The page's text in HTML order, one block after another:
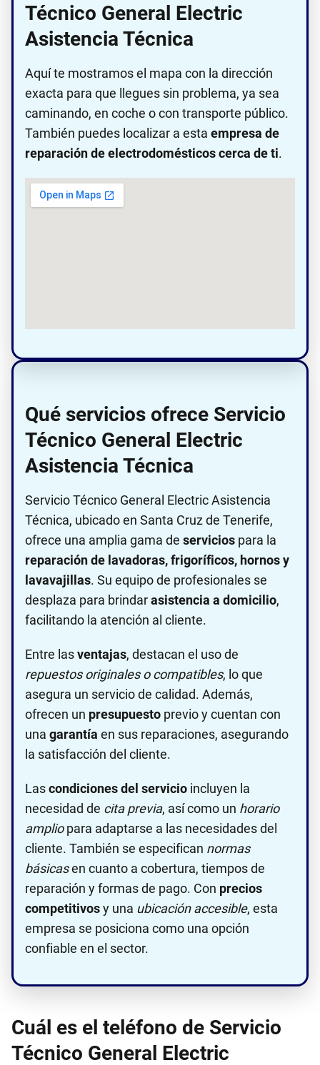
Técnico General Electric
Asistencia Técnica
Aquí te mostramos el mapa con la dirección
exacta para que llegues sin problema, ya sea
caminando, en coche o con transporte público.
También puedes localizar a esta empresa de
reparación de electrodomésticos cerca de ti.
Qué servicios ofrece Servicio
Técnico General Electric
Asistencia Técnica
Servicio Técnico General Electric Asistencia
Técnica, ubicado en Santa Cruz de Tenerife,
ofrece una amplia gama de servicios para la
reparación de lavadoras, frigoríficos, hornos y
lavavajillas. Su equipo de profesionales se
desplaza para brindarasistencia a domicilio,
facilitando la atención al cliente.
Entre lasventajas, destacan el uso de
repuestos originales o compatibles, lo que
asegura un servicio de calidad. Además,
ofrecen un presupuesto previo y cuentan con
una garantía en sus reparaciones, asegurando
la satisfacción del cliente.
Lascondiciones del servicio incluyen la
necesidad de cita previa, así como un horario
ampliopara adaptarse a las necesidades del
cliente. También se especifican normas
básicasen cuanto a cobertura, tiempos de
reparación y formas de pago. Con precios
competitivosy una ubicación accesible, esta
empresa se posiciona como una opción
confiable en el sector.
Cuál es el teléfono de Servicio
Técnico General Electric